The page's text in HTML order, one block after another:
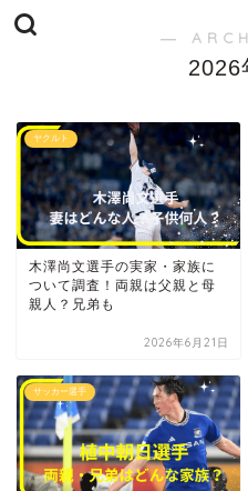
―
2026
ヤクルト
木澤尚文選手の実家・家族に
ついて調査！両親は父親と母
親人？兄弟も
2026年6月21日
サッカー選手